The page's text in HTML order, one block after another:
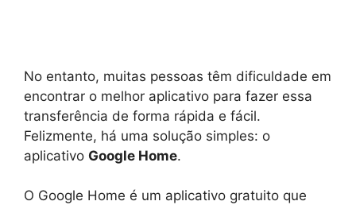
No entanto, muitas pessoas têm dificuldade em
encontrar o melhor aplicativo para fazer essa
transferência de forma rápida e fácil.
Felizmente, há uma solução simples: o
aplicativo Google Home.
O Google Home é um aplicativo gratuito que